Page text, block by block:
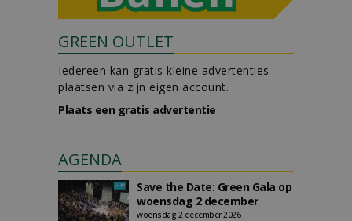
GREEN OUTLET
Iedereen kan gratis kleine advertenties
plaatsen via zijn eigen account.
Plaats een gratis advertentie
AGENDA
Save the Date: Green Gala op
woensdag 2 december
woensdag 2 december 2026